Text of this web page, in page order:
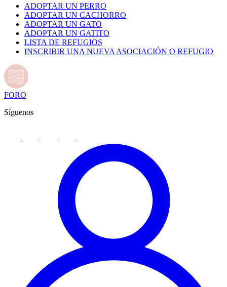
ADOPTAR UN PERRO
ADOPTAR UN CACHORRO
ADOPTAR UN GATO
ADOPTAR UN GATITO
LISTA DE REFUGIOS
INSCRIBIR UNA NUEVA ASOCIACIÓN O REFUGIO
FORO
Síguenos